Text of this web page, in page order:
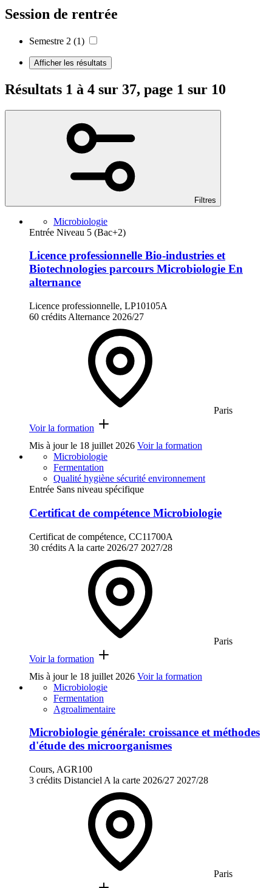
Session de rentrée
Semestre 2 (1)
Afficher les résultats
Résultats 1 à 4 sur 37, page 1 sur 10
Filtres
Microbiologie
Entrée Niveau 5 (Bac+2)
Licence professionnelle Bio-industries et
Biotechnologies parcours Microbiologie En
alternance
Licence professionnelle, LP10105A
60 crédits Alternance 2026/27
Paris
Voir la formation
Mis à jour le 18 juillet 2026 Voir la formation
Microbiologie
Fermentation
Qualité hygiène sécurité environnement
Entrée Sans niveau spécifique
Certificat de compétence Microbiologie
Certificat de compétence, CC11700A
30 crédits A la carte 2026/27 2027/28
Paris
Voir la formation
Mis à jour le 18 juillet 2026 Voir la formation
Microbiologie
Fermentation
Agroalimentaire
Microbiologie générale: croissance et méthodes
d'étude des microorganismes
Cours, AGR100
3 crédits Distanciel A la carte 2026/27 2027/28
Paris